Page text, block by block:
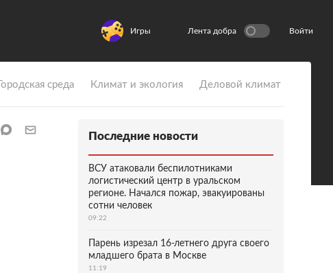
Игры Лента добра Войти
Городская среда Климат и экология Деловой климат
Последние новости
ВСУ атаковали беспилотниками
логистический центр в уральском
регионе. Начался пожар, эвакуированы
сотни человек
09:22
Парень изрезал 16-летнего друга своего
младшего брата в Москве
11:19